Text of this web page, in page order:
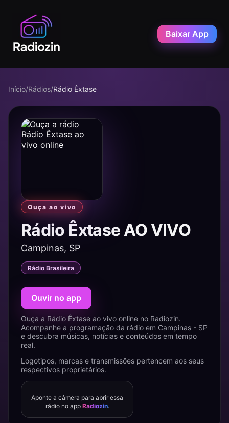
Baixar App
Início/Rádios/Rádio Êxtase
Ouça ao vivo
Rádio Êxtase AO VIVO
Campinas, SP
Rádio Brasileira
Ouvir no app
Ouça a Rádio Êxtase ao vivo online no Radiozin.
Acompanhe a programação da rádio em Campinas - SP
e descubra músicas, notícias e conteúdos em tempo
real.
Logotipos, marcas e transmissões pertencem aos seus
respectivos proprietários.
Aponte a câmera para abrir essa
rádio no app Radiozin.